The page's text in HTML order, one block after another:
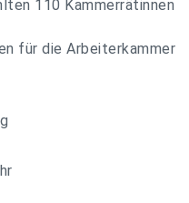
110 Kammerrätinnen
für die Arbeiterkammer